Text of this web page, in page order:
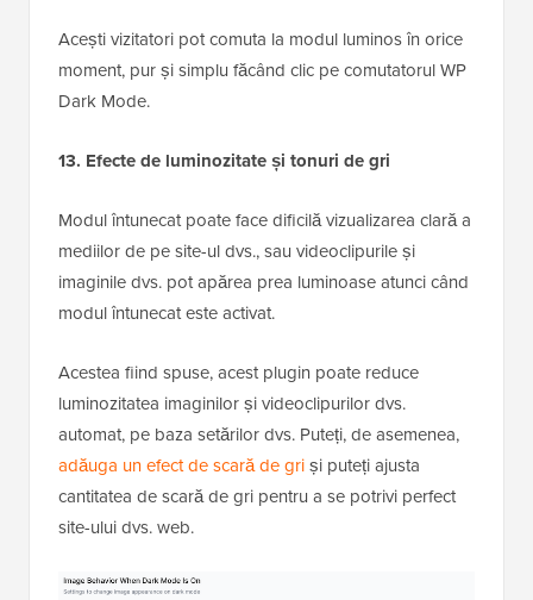
Acești vizitatori pot comuta la modul luminos în orice
moment, pur și simplu făcând clic pe comutatorul WP
Dark Mode.
13. Efecte de luminozitate și tonuri de gri
Modul întunecat poate face dificilă vizualizarea clară a
mediilor de pe site-ul dvs., sau videoclipurile și
imaginile dvs. pot apărea prea luminoase atunci când
modul întunecat este activat.
Acestea fiind spuse, acest plugin poate reduce
luminozitatea imaginilor și videoclipurilor dvs.
automat, pe baza setărilor dvs. Puteți, de asemenea,
adăuga un efect de scară de griși puteți ajusta
cantitatea de scară de gri pentru a se potrivi perfect
site-ului dvs. web.